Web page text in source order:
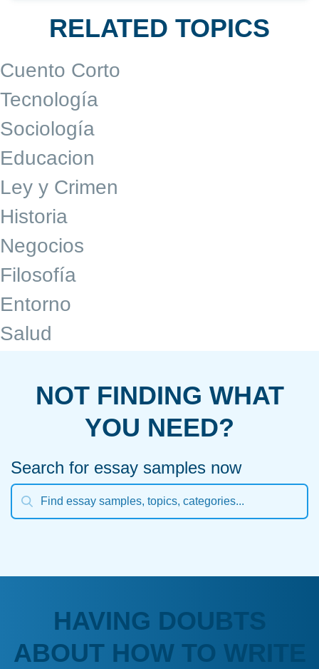
RELATED TOPICS
Cuento Corto
Tecnología
Sociología
Educacion
Ley y Crimen
Historia
Negocios
Filosofía
Entorno
Salud
NOT FINDING WHAT
YOU NEED?
Search for essay samples now
HAVING DOUBTS
ABOUT HOW TO WRITE